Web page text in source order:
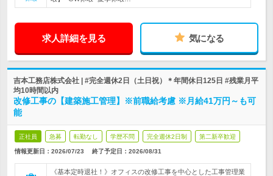
求人詳細を見る 気になる
吉本工務店株式会社 | #完全週休2日（土日祝）＊年間休日125日 #残業月平
均10時間以内
改修工事の【建築施工管理】※前職給考慮 ※月給41万円～も可
能
正社員 急募 転勤なし 学歴不問 完全週休2日制 第二新卒歓迎
情報更新日：2026/07/23 終了予定日： 2026/08/31
《基本定時退社！》オフィスの改修工事を中心とした工事管理業